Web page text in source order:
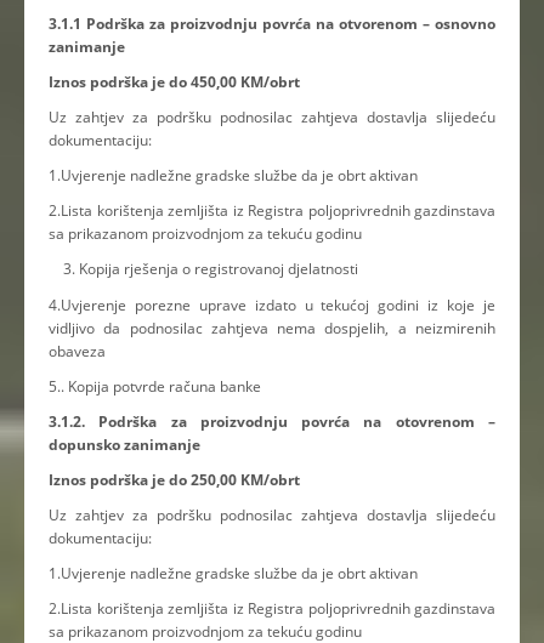
3.1.1 Podrška za proizvodnju povrća na otvorenom – osnovno
zanimanje
Iznos podrška je do 450,00 KM/obrt
Uz zahtjev za podršku podnosilac zahtjeva dostavlja slijedeću
dokumentaciju:
1.Uvjerenje nadležne gradske službe da je obrt aktivan
2.Lista korištenja zemljišta iz Registra poljoprivrednih gazdinstava
sa prikazanom proizvodnjom za tekuću godinu
Kopija rješenja o registrovanoj djelatnosti
4.Uvjerenje porezne uprave izdato u tekućoj godini iz koje je
vidljivo da podnosilac zahtjeva nema dospjelih, a neizmirenih
obaveza
5.. Kopija potvrde računa banke
3.1.2. Podrška za proizvodnju povrća na otovrenom –
dopunsko zanimanje
Iznos podrška je do 250,00 KM/obrt
Uz zahtjev za podršku podnosilac zahtjeva dostavlja slijedeću
dokumentaciju:
1.Uvjerenje nadležne gradske službe da je obrt aktivan
2.Lista korištenja zemljišta iz Registra poljoprivrednih gazdinstava
sa prikazanom proizvodnjom za tekuću godinu